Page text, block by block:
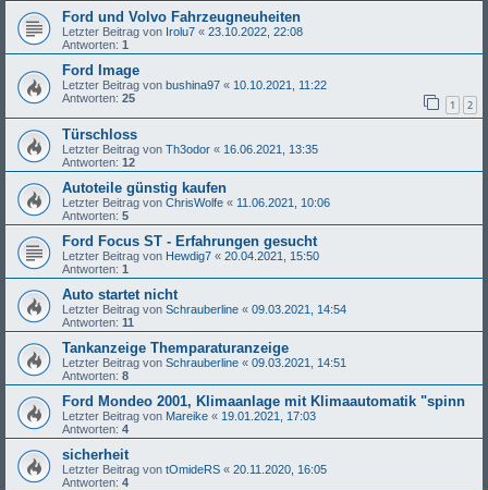
Ford und Volvo Fahrzeugneuheiten
Letzter Beitrag von Irolu7 « 23.10.2022, 22:08
Antworten: 1
Ford Image
Letzter Beitrag von bushina97 « 10.10.2021, 11:22
Antworten: 25 1 2
Türschloss
Letzter Beitrag von Th3odor « 16.06.2021, 13:35
Antworten: 12
Autoteile günstig kaufen
Letzter Beitrag von ChrisWolfe « 11.06.2021, 10:06
Antworten: 5
Ford Focus ST - Erfahrungen gesucht
Letzter Beitrag von Hewdig7 « 20.04.2021, 15:50
Antworten: 1
Auto startet nicht
Letzter Beitrag von Schrauberline « 09.03.2021, 14:54
Antworten: 11
Tankanzeige Themparaturanzeige
Letzter Beitrag von Schrauberline « 09.03.2021, 14:51
Antworten: 8
Ford Mondeo 2001, Klimaanlage mit Klimaautomatik "spinn
Letzter Beitrag von Mareike « 19.01.2021, 17:03
Antworten: 4
sicherheit
Letzter Beitrag von tOmideRS « 20.11.2020, 16:05
Antworten: 4